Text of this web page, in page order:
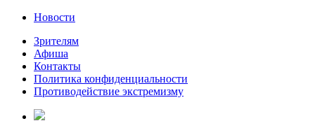
Новости
Зрителям
Афиша
Контакты
Политика конфиденциальности
Противодействие экстремизму